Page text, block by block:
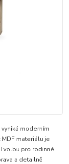
moderním
materiálu je
volbu pro rodinné
a detailně